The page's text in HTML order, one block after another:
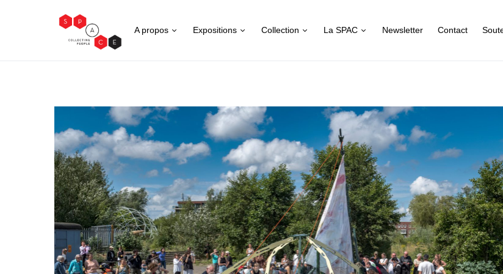
A propos Expositions Collection La SPAC Newsletter Contact